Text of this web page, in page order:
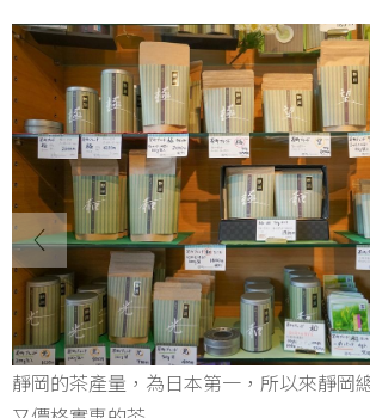
靜岡的茶產量，為日本第一，所以來靜岡